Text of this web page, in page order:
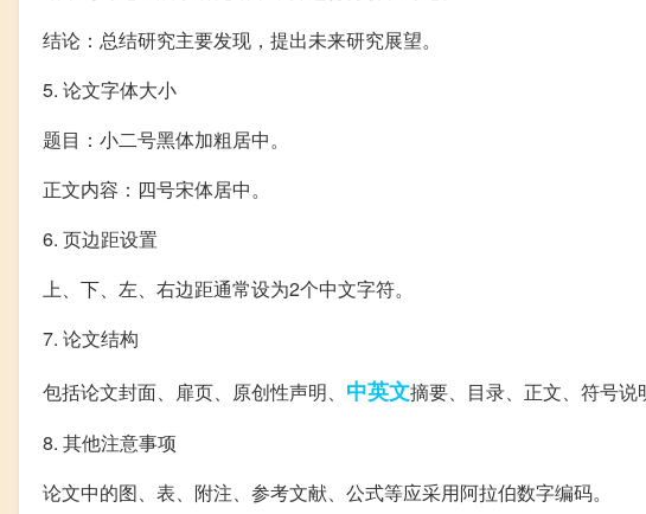
结论：总结研究主要发现，提出未来研究展望。
5. 论文字体大小
题目：小二号黑体加粗居中。
正文内容：四号宋体居中。
6. 页边距设置
上、下、左、右边距通常设为2个中文字符。
7. 论文结构
包括论文封面、扉页、原创性声明、 中英文摘要、目录、正文、符号说
8. 其他注意事项
论文中的图、表、附注、参考文献、公式等应采用阿拉伯数字编码。